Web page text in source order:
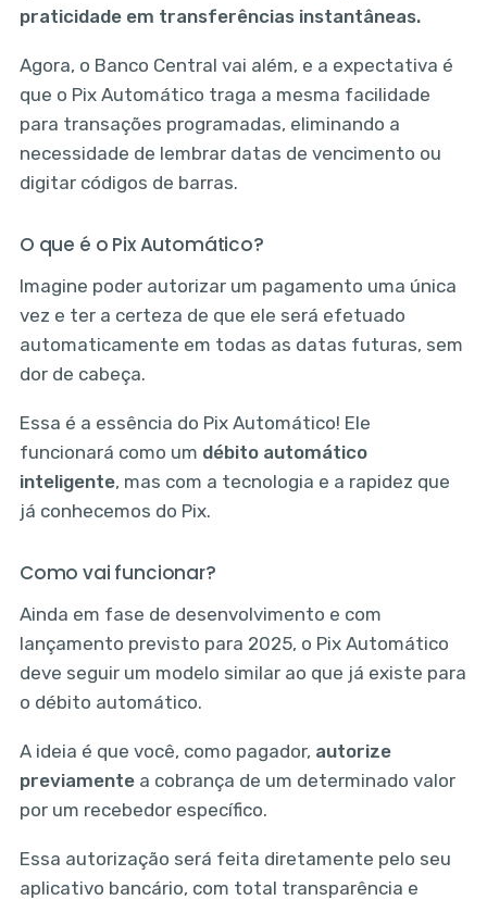
praticidade em transferências instantâneas.
Agora, o Banco Central vai além, e a expectativa é
que o Pix Automático traga a mesma facilidade
para transações programadas, eliminando a
necessidade de lembrar datas de vencimento ou
digitar códigos de barras.
O que é o Pix Automático?
Imagine poder autorizar um pagamento uma única
vez e ter a certeza de que ele será efetuado
automaticamente em todas as datas futuras, sem
dor de cabeça.
Essa é a essência do Pix Automático! Ele
funcionará como um débito automático
inteligente, mas com a tecnologia e a rapidez que
já conhecemos do Pix.
Como vai funcionar?
Ainda em fase de desenvolvimento e com
lançamento previsto para 2025, o Pix Automático
deve seguir um modelo similar ao que já existe para
o débito automático.
A ideia é que você, como pagador, autorize
previamentea cobrança de um determinado valor
por um recebedor específico.
Essa autorização será feita diretamente pelo seu
aplicativo bancário, com total transparência e